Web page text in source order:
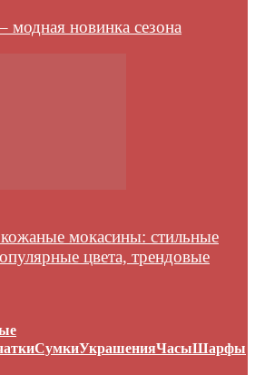
модная новинка сезона
мокасины: стильные
цвета, трендовые
СумкиУкрашенияЧасыШарфы